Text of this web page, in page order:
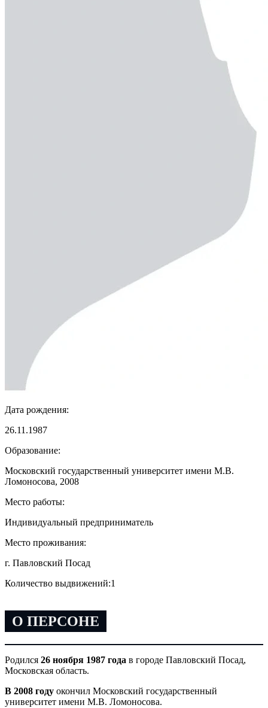
Дата рождения:
26.11.1987
Образование:
Московский государственный университет имени М.В.
Ломоносова, 2008
Место работы:
Индивидуальный предприниматель
Место проживания:
г. Павловский Посад
Количество выдвижений:1
О ПЕРСОНЕ
Родился 26 ноября 1987 года в городе Павловский Посад,
Московская область.
В 2008 году окончил Московский государственный
университет имени М.В. Ломоносова.